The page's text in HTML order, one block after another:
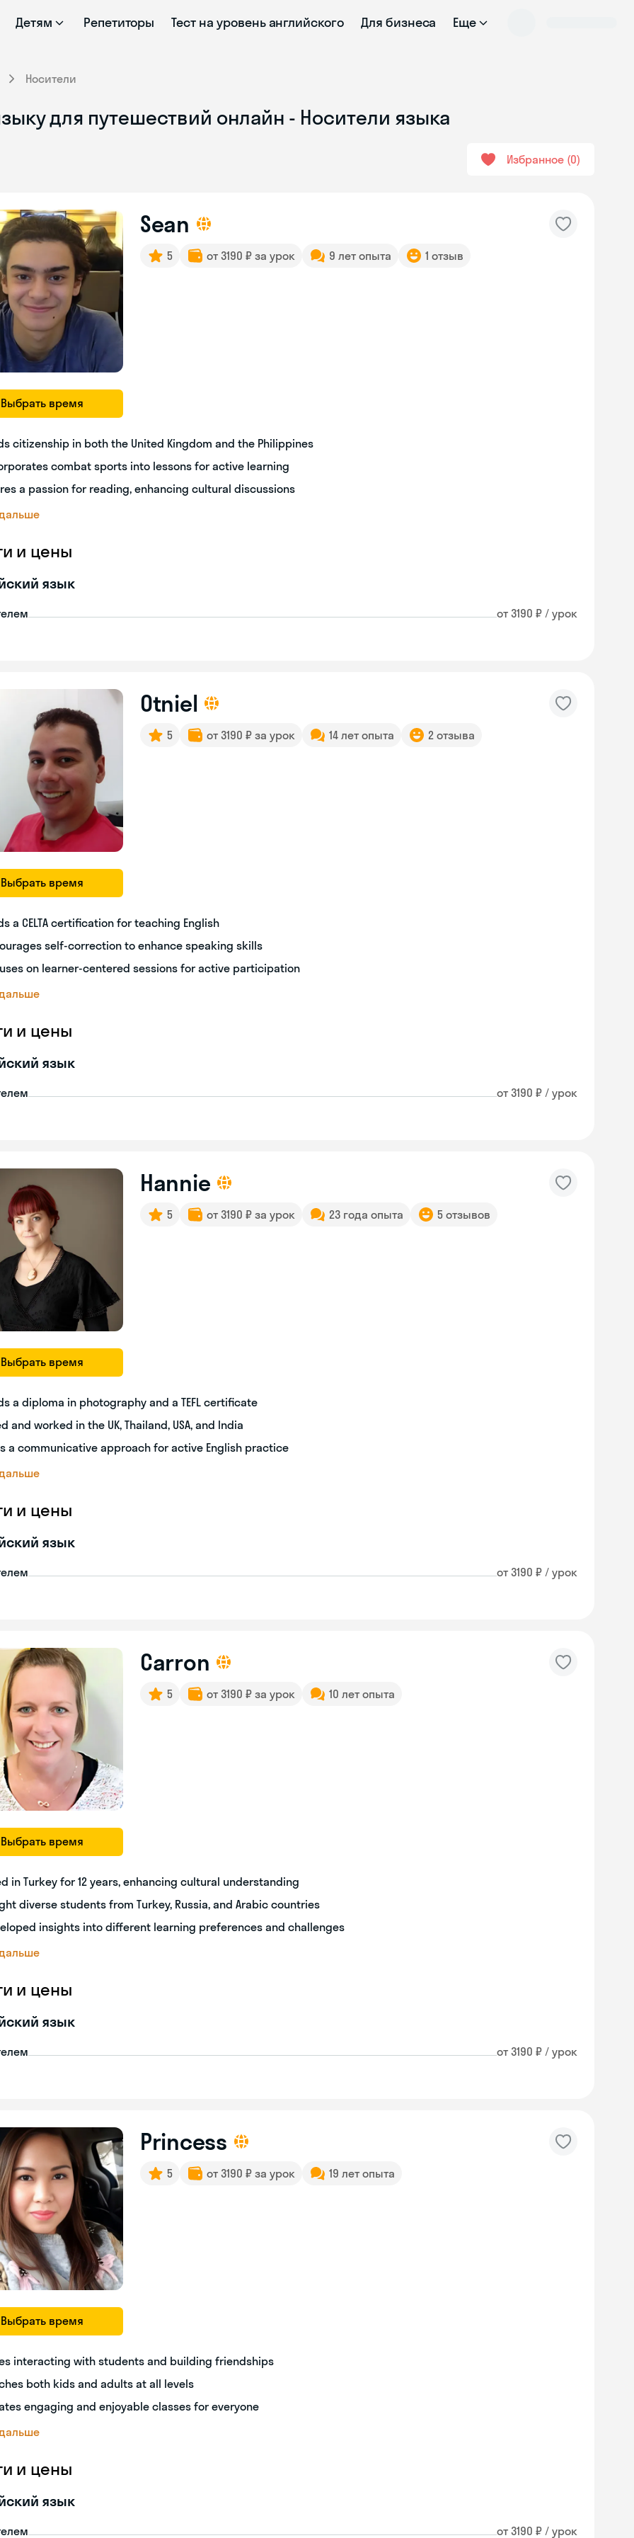
Детям Репетиторы Тест на уровень английского Для бизнеса Еще
Носители
для путешествий онлайн - Носители языка
Избранное 0
Выбрать время
Sean
5 от 3190 ₽ за урок 9 лет опыта 1 отзыв
citizenship in both the United Kingdom and the Philippines
combat sports into lessons for active learning
a passion for reading, enhancing cultural discussions
и цены
язык
от 3190 ₽ / урок
Выбрать время
Otniel
5 от 3190 ₽ за урок 14 лет опыта 2 отзыва
a CELTA certification for teaching English
self-correction to enhance speaking skills
on learner-centered sessions for active participation
и цены
язык
от 3190 ₽ / урок
Выбрать время
Hannie
5 от 3190 ₽ за урок 23 года опыта 5 отзывов
a diploma in photography and a TEFL certificate
and worked in the UK, Thailand, USA, and India
a communicative approach for active English practice
и цены
язык
от 3190 ₽ / урок
Выбрать время
Carron
5 от 3190 ₽ за урок 10 лет опыта
in Turkey for 12 years, enhancing cultural understanding
diverse students from Turkey, Russia, and Arabic countries
insights into different learning preferences and challenges
и цены
язык
от 3190 ₽ / урок
Выбрать время
Princess
5 от 3190 ₽ за урок 19 лет опыта
interacting with students and building friendships
both kids and adults at all levels
engaging and enjoyable classes for everyone
и цены
язык
от 3190 ₽ / урок